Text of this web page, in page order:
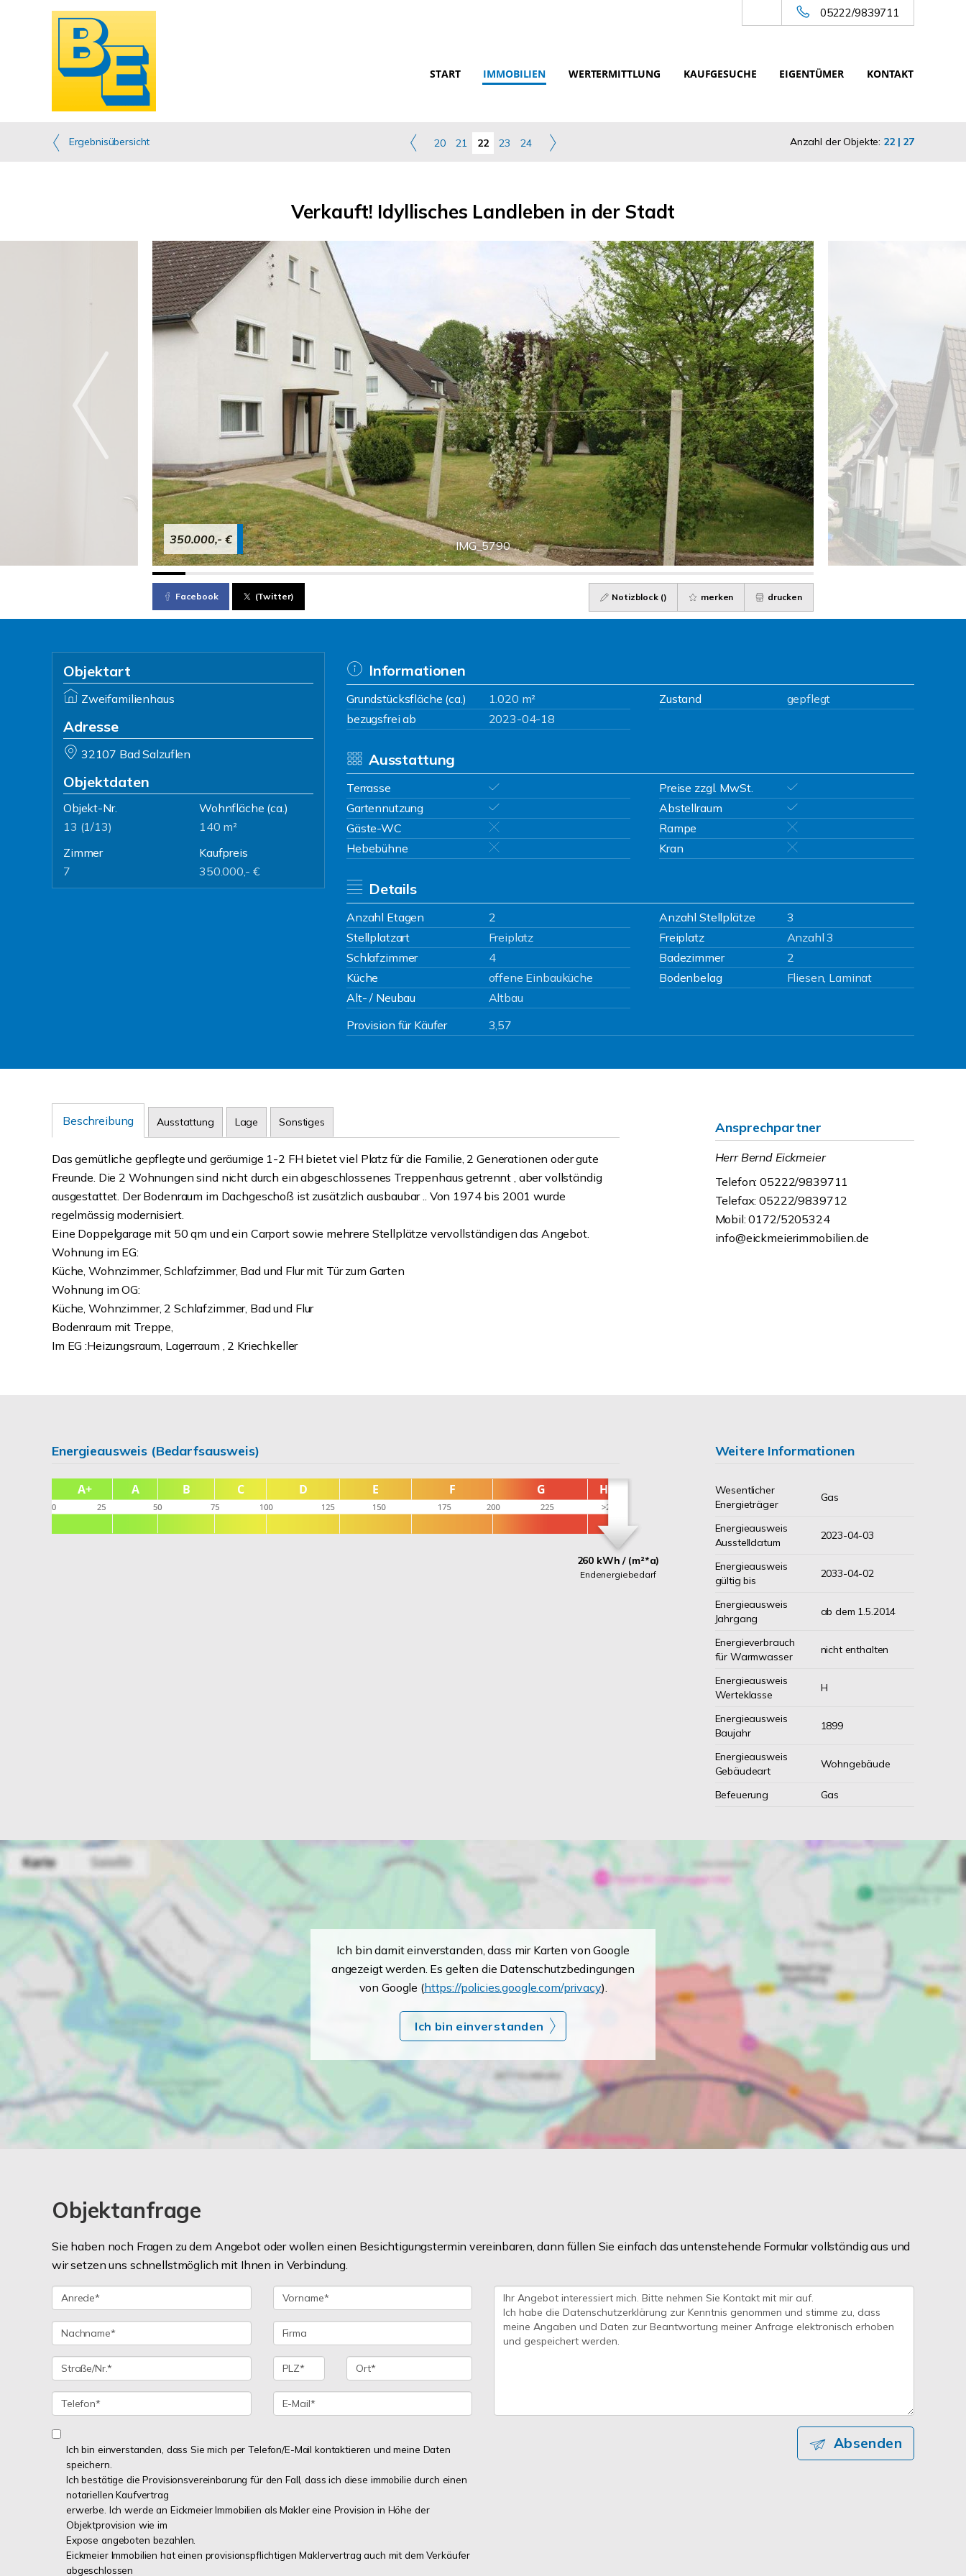
05222/9839711
START IMMOBILIEN WERTERMITTLUNG KAUFGESUCHE EIGENTÜMER KONTAKT
Ergebnisübersicht 20 21 22 23 24 Anzahl der Objekte: 22 | 27
Verkauft! Idyllisches Landleben in der Stadt
IMG_5790
350.000,- €
Facebook (Twitter) Notizblock () merken drucken
Objektart
Zweifamilienhaus
Adresse
32107 Bad Salzuflen
Objektdaten
Objekt-Nr.
13 (1/13)
Wohnfläche (ca.)
140 m²
Zimmer
7
Kaufpreis
350.000,- €
Informationen
Grundstücksfläche (ca.) 1.020 m² Zustand
gepflegt
bezugsfrei ab
2023-04-18
Ausstattung
Terrasse
Preise zzgl. MwSt.
Gartennutzung
Abstellraum
Gäste-WC
Rampe
Hebebühne
Kran
Details
Anzahl Etagen 2 Anzahl Stellplätze
3
Stellplatzart
Freiplatz Freiplatz
Anzahl 3
Schlafzimmer
4 Badezimmer
2
Küche
offene Einbauküche Bodenbelag
Fliesen, Laminat
Alt- / Neubau
Altbau
Provision für Käufer
3,57
Beschreibung Ausstattung Lage Sonstiges
Das gemütliche gepflegte und geräumige 1-2 FH bietet viel Platz für die Familie, 2 Generationen oder gute
Freunde. Die 2 Wohnungen sind nicht durch ein abgeschlossenes Treppenhaus getrennt , aber vollständig
ausgestattet. Der Bodenraum im Dachgeschoß ist zusätzlich ausbaubar .. Von 1974 bis 2001 wurde
regelmässig modernisiert.
Eine Doppelgarage mit 50 qm und ein Carport sowie mehrere Stellplätze vervollständigen das Angebot.
Wohnung im EG:
Küche, Wohnzimmer, Schlafzimmer, Bad und Flur mit Tür zum Garten
Wohnung im OG:
Küche, Wohnzimmer, 2 Schlafzimmer, Bad und Flur
Bodenraum mit Treppe,
Im EG :Heizungsraum, Lagerraum , 2 Kriechkeller
Ansprechpartner
Herr Bernd Eickmeier
Telefon: 05222/9839711
Telefax: 05222/9839712
Mobil: 0172/5205324
info@eickmeierimmobilien.de
Energieausweis (Bedarfsausweis)
260 kWh / (m²*a)
Endenergiebedarf
Weitere Informationen
Wesentlicher
Energieträger
Gas
Energieausweis
Ausstelldatum
2023-04-03
Energieausweis
gültig bis
2033-04-02
Energieausweis
Jahrgang
ab dem 1.5.2014
Energieverbrauch
für Warmwasser
nicht enthalten
Energieausweis
Werteklasse
H
Energieausweis
Baujahr
1899
Energieausweis
Gebäudeart
Wohngebäude
Befeuerung Gas
Ich bin damit einverstanden, dass mir Karten von Google
angezeigt werden. Es gelten die Datenschutzbedingungen
von Google (https://policies.google.com/privacy).
Ich bin einverstanden
Objektanfrage
Sie haben noch Fragen zu dem Angebot oder wollen einen Besichtigungstermin vereinbaren, dann füllen Sie einfach das untenstehende Formular vollständig aus und
wir setzen uns schnellstmöglich mit Ihnen in Verbindung.
Ich bin einverstanden, dass Sie mich per Telefon/E-Mail kontaktieren und meine Daten
speichern.
Ich bestätige die Provisionsvereinbarung für den Fall, dass ich diese immobilie durch einen
notariellen Kaufvertrag
erwerbe. Ich werde an Eickmeier Immobilien als Makler eine Provision in Höhe der
Objektprovision wie im
Expose angeboten bezahlen.
Eickmeier Immobilien hat einen provisionspflichtigen Maklervertrag auch mit dem Verkäufer
abgeschlossen
Absenden